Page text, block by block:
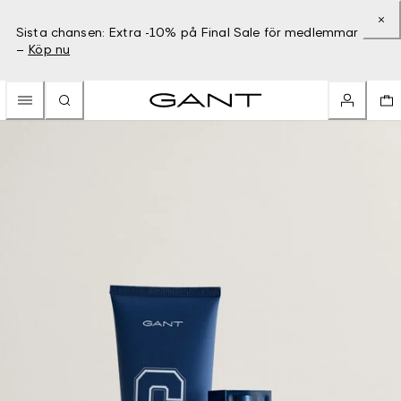
Sista chansen: Extra -10% på Final Sale för medlemmar
– Köp nu